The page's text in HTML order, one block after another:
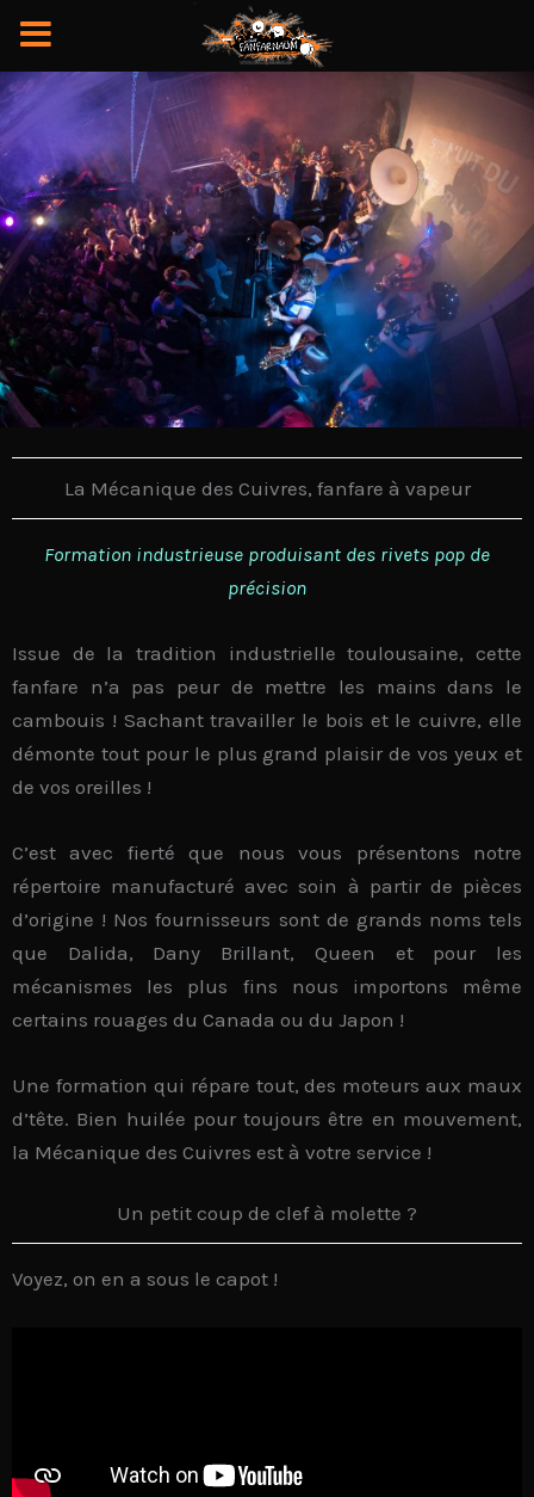
Aller
au
contenu
La Mécanique des Cuivres, fanfare à vapeur
Formation industrieuse produisant des rivets pop de
précision
Issue de la tradition industrielle toulousaine, cette
fanfare n’a pas peur de mettre les mains dans le
cambouis ! Sachant travailler le bois et le cuivre, elle
démonte tout pour le plus grand plaisir de vos yeux et
de vos oreilles !
C’est avec fierté que nous vous présentons notre
répertoire manufacturé avec soin à partir de pièces
d’origine ! Nos fournisseurs sont de grands noms tels
que Dalida, Dany Brillant, Queen et pour les
mécanismes les plus fins nous importons même
certains rouages du Canada ou du Japon !
Une formation qui répare tout, des moteurs aux maux
d’tête. Bien huilée pourtoujours être en mouvement,
la Mécanique des Cuivres est à votre service !
Un petit coup de clef à molette ?
Voyez, on en a sous le capot !